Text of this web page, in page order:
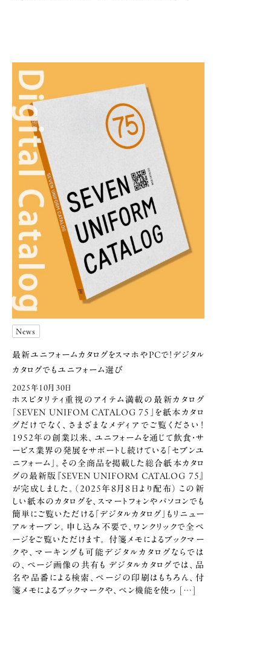
News
最新ユニフォームカタログをスマホやPCで！ デジタル
カタログでもユニフォーム選び
2025年10月30日
ホスピタリティ重視のアイテム満載の最新カタログ
「SEVEN UNIFOM CATALOG 75」を紙本カタロ
グだけでなく、さまざまなメディアでご覧ください！
1952年の創業以来、ユニフォームを通じて飲食・サ
ービス業界の発展をサポートし続けている「セブンユ
ニフォーム」。その全商品を掲載した総合紙本カタロ
グの最新版『SEVEN UNIFORM CATALOG 75』
が完成しました。（2025年8月8日より配布） この新
しい紙本のカタログを、スマートフォンやパソコンでも
簡単にご覧いただける「デジタルカタログ」もリニュー
アルオープン。申し込み不要で、ワンクリックで全ペ
ージをご覧いただけます。 付箋メモによるブックマー
クや、マーキングも可能デジタルカタログならでは
の、ページ画像の共有も デジタルカタログでは、品
名や品番による検索、ページの印刷はもちろん、付
箋メモによるブックマークや、ペン機能を使っ […]